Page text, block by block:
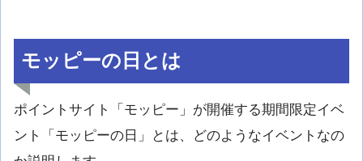
モッピーの日とは
ポイントサイト「モッピー」が開催する期間限定イベ
ント「モッピーの日」とは、どのようなイベントなの